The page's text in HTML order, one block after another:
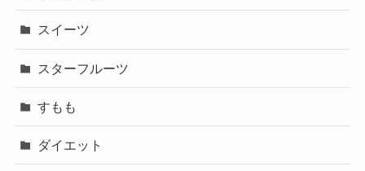
スイーツ
スターフルーツ
すもも
ダイエット